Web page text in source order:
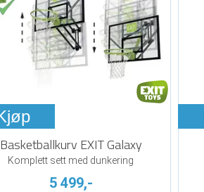
Basketballkurv EXIT Galaxy
Komplett sett med dunkering
5 499,-